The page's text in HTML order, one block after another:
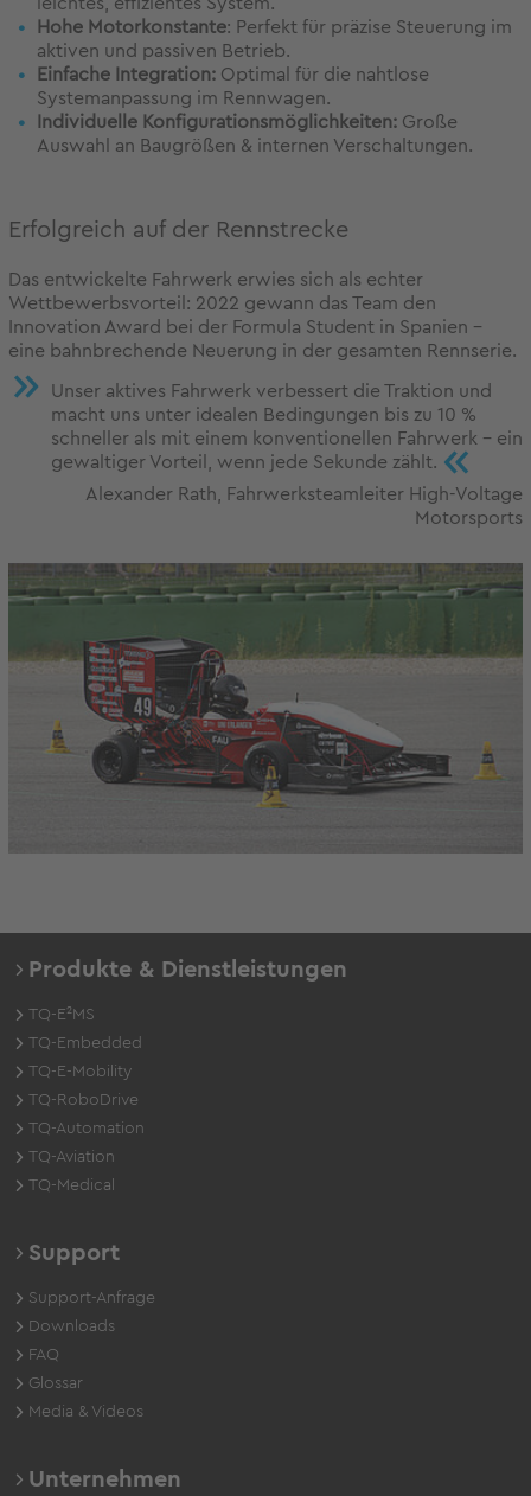
Hohe Motorkonstante: Perfekt für präzise Steuerung im
aktiven und passiven Betrieb.
Einfache Integration: Optimal für die nahtlose
Systemanpassung im Rennwagen.
Individuelle Konfigurationsmöglichkeiten: Große
Auswahl an Baugrößen & internen Verschaltungen.
Erfolgreich auf der Rennstrecke
Das entwickelte Fahrwerk erwies sich als echter
Wettbewerbsvorteil: 2022 gewann das Team den
Innovation Award bei der Formula Student in Spanien –
eine bahnbrechende Neuerung in der gesamten Rennserie.
Unser aktives Fahrwerk verbessert die Traktion und
macht uns unter idealen Bedingungen bis zu 10 %
schneller als mit einem konventionellen Fahrwerk – ein
gewaltiger Vorteil, wenn jede Sekunde zählt. «
Alexander Rath, Fahrwerksteamleiter High-Voltage
Motorsports
Produkte & Dienstleistungen
TQ-E²MS
TQ-Embedded
TQ-E-Mobility
TQ-RoboDrive
TQ-Automation
TQ-Aviation
TQ-Medical
Support
Support-Anfrage
Downloads
FAQ
Glossar
Media & Videos
Unternehmen